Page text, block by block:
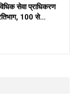
सेवा प्राधिकरण
100 से…